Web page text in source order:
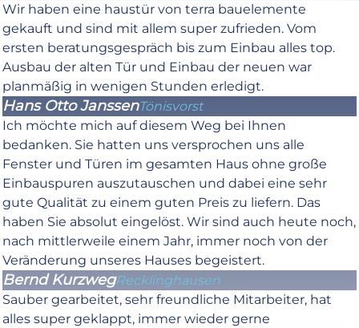
Wir haben eine haustür von terra bauelemente
gekauft und sind mit allem super zufrieden. Vom
ersten beratungsgespräch bis zum Einbau alles top.
Ausbau der alten Tür und Einbau der neuen war
planmäßig in wenigen Stunden erledigt.
Hans Otto JanssenTönisvorst
Ich möchte mich auf diesem Weg bei Ihnen
bedanken. Sie hatten uns versprochen uns alle
Fenster und Türen im gesamten Haus ohne große
Einbauspuren auszutauschen und dabei eine sehr
gute Qualität zu einem guten Preis zu liefern. Das
haben Sie absolut eingelöst. Wir sind auch heute noch,
nach mittlerweile einem Jahr, immer noch von der
Veränderung unseres Hauses begeistert.
Bernd KurzwegRecklinghausen
Sauber gearbeitet, sehr freundliche Mitarbeiter, hat
alles super geklappt, immer wieder gerne